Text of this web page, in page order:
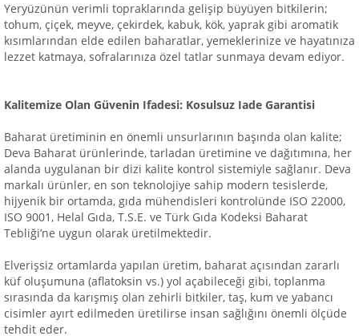
Yeryüzünün verimli topraklarında gelişip büyüyen bitkilerin;
tohum, çiçek, meyve, çekirdek, kabuk, kök, yaprak gibi aromatik
kısımlarından elde edilen baharatlar, yemeklerinize ve hayatınıza
lezzet katmaya, sofralarınıza özel tatlar sunmaya devam ediyor.
Kalitemize Olan Güvenin Ifadesi: Kosulsuz Iade Garantisi
Baharat üretiminin en önemli unsurlarının başında olan kalite;
Deva Baharat ürünlerinde, tarladan üretimine ve dağıtımına, her
alanda uygulanan bir dizi kalite kontrol sistemiyle sağlanır. Deva
markalı ürünler, en son teknolojiye sahip modern tesislerde,
hijyenik bir ortamda, gıda mühendisleri kontrolünde ISO 22000,
ISO 9001, Helal Gıda, T.S.E. ve Türk Gıda Kodeksi Baharat
Tebliği’ne uygun olarak üretilmektedir.
Elverişsiz ortamlarda yapılan üretim, baharat açısından zararlı
küf oluşumuna (aflatoksin vs.) yol açabileceği gibi, toplanma
sırasında da karışmış olan zehirli bitkiler, taş, kum ve yabancı
cisimler ayırt edilmeden üretilirse insan sağlığını önemli ölçüde
tehdit eder.